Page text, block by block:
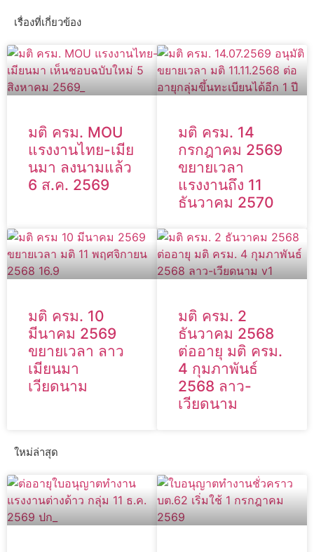
เรื่องที่เกี่ยวข้อง
มติ ครม. MOU
แรงงานไทย-เมีย
นมา ลงนามแล้ว
6 ส.ค. 2569
มติ ครม. 14
กรกฎาคม 2569
ขยายเวลา
แรงงานถึง 11
ธันวาคม 2570
มติ ครม. 10
มีนาคม 2569
ขยายเวลา ลาว
เมียนมา
เวียดนาม
มติ ครม. 2
ธันวาคม 2568
ต่ออายุ มติ ครม.
4 กุมภาพันธ์
2568 ลาว-
เวียดนาม
ใหม่ล่าสุด